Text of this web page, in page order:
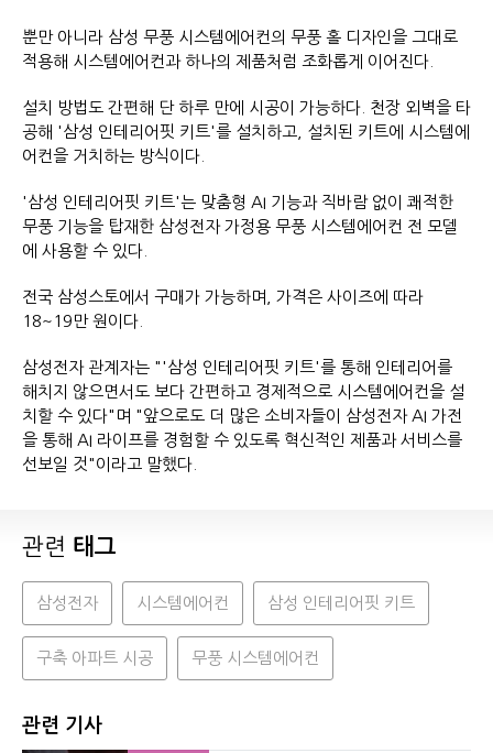
뿐만 아니라 삼성 무풍 시스템에어컨의 무풍 홀 디자인을 그대로
적용해 시스템에어컨과 하나의 제품처럼 조화롭게 이어진다.
설치 방법도 간편해 단 하루 만에 시공이 가능하다. 천장 외벽을 타
공해 '삼성 인테리어핏 키트'를 설치하고, 설치된 키트에 시스템에
어컨을 거치하는 방식이다.
'삼성 인테리어핏 키트'는 맞춤형 AI 기능과 직바람 없이 쾌적한
무풍 기능을 탑재한 삼성전자 가정용 무풍 시스템에어컨 전 모델
에 사용할 수 있다.
전국 삼성스토에서 구매가 가능하며, 가격은 사이즈에 따라
18~19만 원이다.
삼성전자 관계자는 "'삼성 인테리어핏 키트'를 통해 인테리어를
해치지 않으면서도 보다 간편하고 경제적으로 시스템에어컨을 설
치할 수 있다"며 "앞으로도 더 많은 소비자들이 삼성전자 AI 가전
을 통해 AI 라이프를 경험할 수 있도록 혁신적인 제품과 서비스를
선보일 것"이라고 말했다.
관련 태그
삼성전자 시스템에어컨 삼성 인테리어핏 키트
구축 아파트 시공 무풍 시스템에어컨
관련 기사